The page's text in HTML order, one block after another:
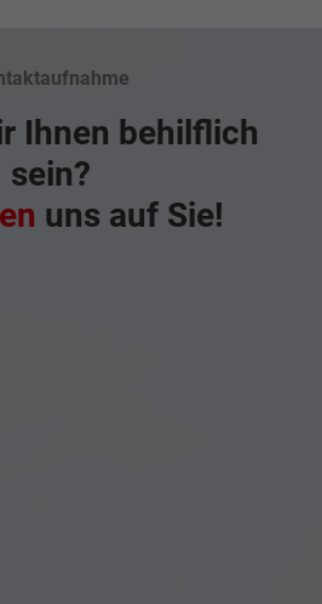
Ihnen behilflich
sein?
uns auf Sie!